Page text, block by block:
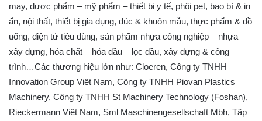
may, dược phẩm – mỹ phẩm – thiết bị y tế, phôi pet, bao bì & in
ấn, nội thất, thiết bị gia dụng, đúc & khuôn mẫu, thực phẩm & đồ
uống, điện tử tiêu dùng, sản phẩm nhựa công nghiệp – nhựa
xây dựng, hóa chất – hóa dầu – lọc dầu, xây dựng & công
trình…Các thương hiệu lớn như: Cloeren, Công ty TNHH
Innovation Group Việt Nam, Công ty TNHH Piovan Plastics
Machinery, Công ty TNHH St Machinery Technology (Foshan),
Rieckermann Việt Nam, Sml Maschinengesellschaft Mbh, Tập